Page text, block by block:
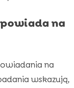
na
na
wskazują,